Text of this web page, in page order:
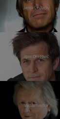
Janek Ledecký
Igor Orozovič
Václav Neckář